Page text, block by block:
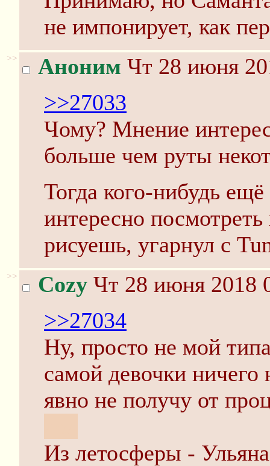
не импонирует, как
>> Аноним Чт 28 июня
>>27033
Чому? Мнение
больше чем руты
Тогда кого-нибудь
интересно
рисуешь, угарнул с
>> Cozy Чт 28 июня 2018
>>27034
Ну, просто не мой
самой девочки
явно не получу от
Из летосферы -